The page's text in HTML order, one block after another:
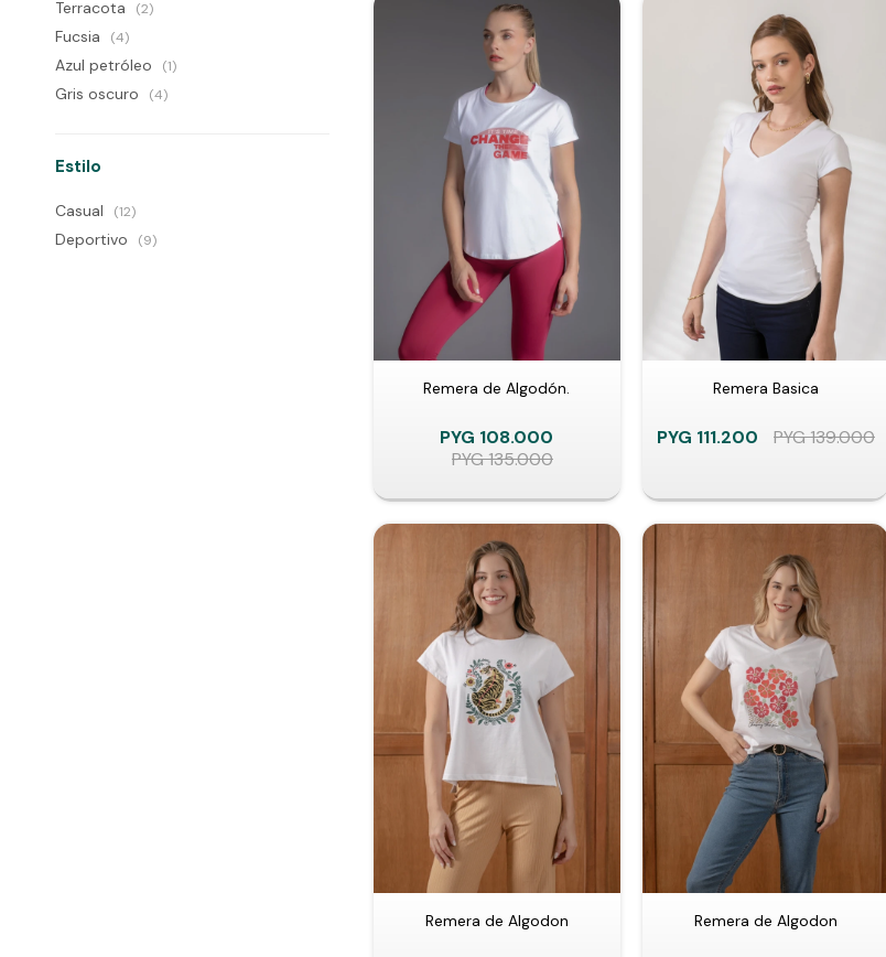
Remera de Algodón.
PYG 108.000
PYG135.000
Remera Basica
PYG 111.200 PYG139.000
Remera de Algodon Remera de Algodon
Terracota (2)
Fucsia (4)
Azul petróleo (1)
Gris oscuro (4)
Estilo
Casual (12)
Deportivo (9)